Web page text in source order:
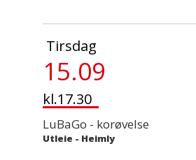
Tirsdag
15.09
kl.17.30
LuBaGo - korøvelse
Utleie - Heimly